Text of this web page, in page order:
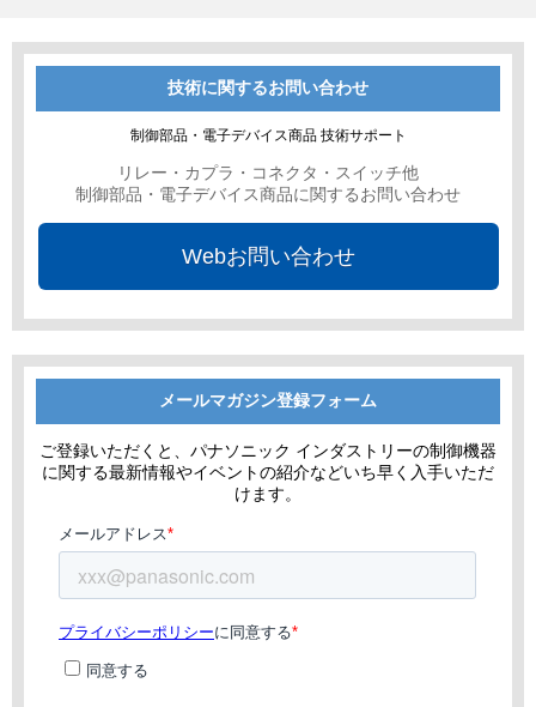
技術に関するお問い合わせ
制御部品・電子デバイス商品 技術サポート
リレー・カプラ・コネクタ・スイッチ他
制御部品・電子デバイス商品に関するお問い合わせ
Webお問い合わせ
メールマガジン登録フォーム
ご登録いただくと、パナソニック インダストリーの制御機器
に関する最新情報やイベントの紹介などいち早く入手いただ
けます。